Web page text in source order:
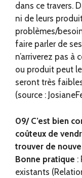
dans ce travers.
ni de leurs
problèmes/
faire parler de
n’arriverez pas
ou produit peut
seront très
(source :
09/ C’est bien
coûteux de
trouver de
Bonne pratique :
existants